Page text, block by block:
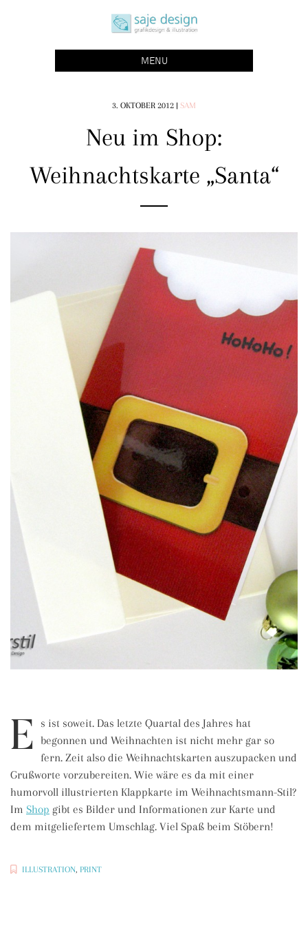
saje design bonn
grafikdesign | buchgestaltung | illustration
MENU
3. OKTOBER 2012 | SAM
Neu im Shop:
Weihnachtskarte „Santa“
E
s ist soweit. Das letzte Quartal des Jahres hat
begonnen und Weihnachten ist nicht mehr gar so
fern. Zeit also die Weihnachtskarten auszupacken und
Grußworte vorzubereiten. Wie wäre es da mit einer
humorvoll illustrierten Klappkarte im Weihnachtsmann-Stil?
Im Shop gibt es Bilder und Informationen zur Karte und
dem mitgeliefertem Umschlag. Viel Spaß beim Stöbern!
ILLUSTRATION, PRINT